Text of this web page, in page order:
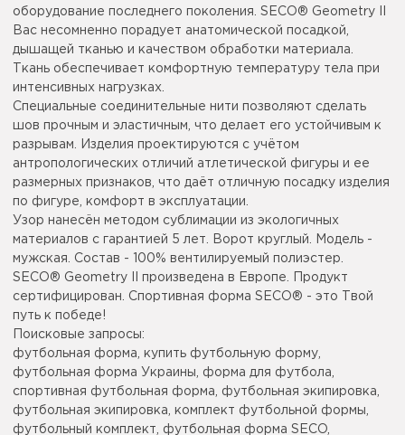
оборудование последнего поколения. SECO® Geometry II
Вас несомненно порадует анатомической посадкой,
дышащей тканью и качеством обработки материала.
Ткань обеспечивает комфортную температуру тела при
интенсивных нагрузках.
Специальные соединительные нити позволяют сделать
шов прочным и эластичным, что делает его устойчивым к
разрывам. Изделия проектируются с учётом
антропологических отличий атлетической фигуры и ее
размерных признаков, что даёт отличную посадку изделия
по фигуре, комфорт в эксплуатации.
Узор нанесён методом сублимации из экологичных
материалов с гарантией 5 лет. Ворот круглый. Модель -
мужская. Состав - 100% вентилируемый полиэстер.
SECO® Geometry II произведена в Европе. Продукт
сертифицирован. Спортивная форма SECO® - это Твой
путь к победе!
Поисковые запросы:
футбольная форма, купить футбольную форму,
футбольная форма Украины, форма для футбола,
спортивная футбольная форма, футбольная экипировка,
футбольная экипировка, комплект футбольной формы,
футбольный комплект, футбольная форма SECO,